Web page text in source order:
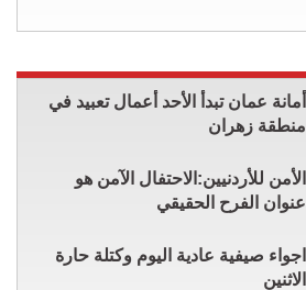
أمانة عمان تبدأ الأحد أعمال تعبيد في
منطقة زهران
الأمن للأردنيين:الاحتفال الآمن هو
عنوان الفرح الحقيقي
اجواء صيفية عادية اليوم وكتلة حارة
الاثنين